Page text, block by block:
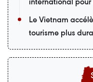
Le Vietnam
tourisme plus